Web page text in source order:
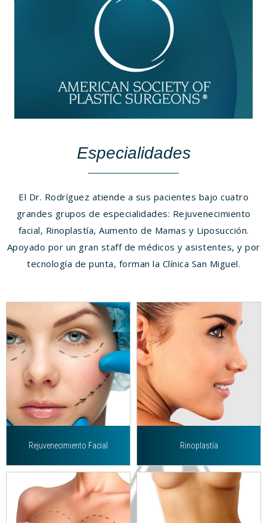
Especialidades
El Dr. Rodríguez atiende a sus pacientes bajo cuatro
grandes grupos de especialidades: Rejuvenecimiento
facial, Rinoplastía, Aumento de Mamas y Liposucción.
Apoyado por un gran staff de médicos y asistentes, y por
tecnología de punta, forman la Clínica San Miguel.
Rejuvenecimiento Facial Rinoplastía